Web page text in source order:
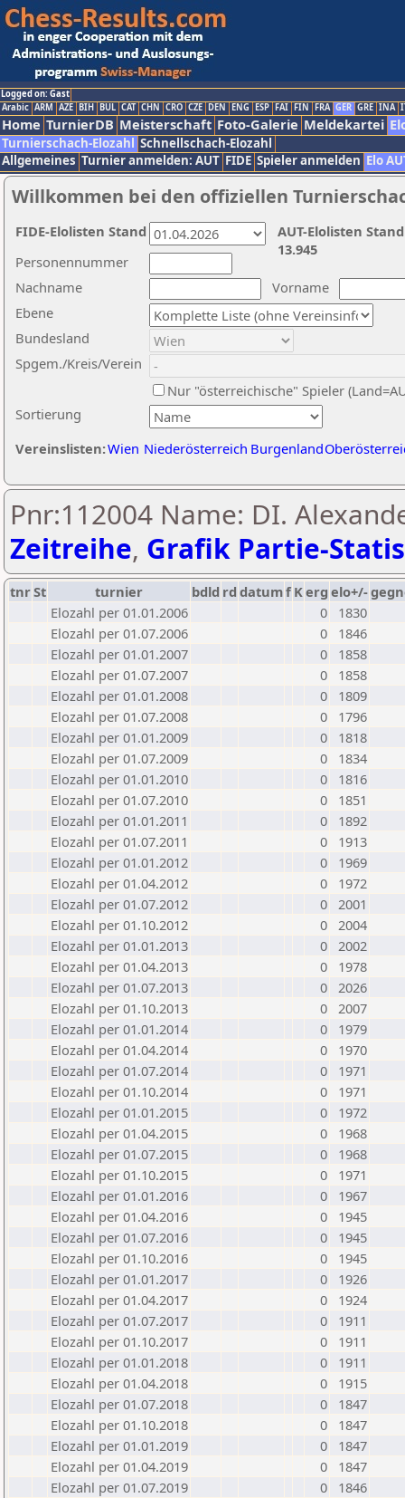
Logged on: Gast
Arabic ARM AZE BIH BUL CAT CHN CRO CZE DEN ENG ESP FAI FIN FRA GER GRE INA
Home TurnierDB Meisterschaft Foto-Galerie Meldekartei
Turnierschach-Elozahl Schnellschach-Elozahl
Allgemeines Turnier anmelden: AUT FIDE Spieler anmelden Elo
Willkommen bei den offiziellen
Nachname
Vorname
Ebene
Sortierung
Personennummer
Bundesland
Spgem./Kreis/Verein
Nur "österreichische" Spieler
Vereinslisten:Wien Niederösterreich Burgenland
AUT-Elolisten
13.945
FIDE-Elolisten Stand
Pnr:112004 Name: DI.
Zeitreihe, Grafik Partie-
tnrSt turnier bdld rd datumf Kerg elo+/-
Elozahl per 01.01.2006
0
1830
Elozahl per 01.07.2006
0
1846
Elozahl per 01.01.2007
0
1858
Elozahl per 01.07.2007
0
1858
Elozahl per 01.01.2008
0
1809
Elozahl per 01.07.2008
0
1796
Elozahl per 01.01.2009
0
1818
Elozahl per 01.07.2009
0
1834
Elozahl per 01.01.2010
0
1816
Elozahl per 01.07.2010
0
1851
Elozahl per 01.01.2011
0
1892
Elozahl per 01.07.2011
0
1913
Elozahl per 01.01.2012
0
1969
Elozahl per 01.04.2012
0
1972
Elozahl per 01.07.2012
0 2001
Elozahl per 01.10.2012
0 2004
Elozahl per 01.01.2013
0 2002
Elozahl per 01.04.2013
0
1978
Elozahl per 01.07.2013
0 2026
Elozahl per 01.10.2013
0 2007
Elozahl per 01.01.2014
0
1979
Elozahl per 01.04.2014
0
1970
Elozahl per 01.07.2014
0
1971
Elozahl per 01.10.2014
0
1971
Elozahl per 01.01.2015
0
1972
Elozahl per 01.04.2015
0
1968
Elozahl per 01.07.2015
0
1968
Elozahl per 01.10.2015
0
1971
Elozahl per 01.01.2016
0
1967
Elozahl per 01.04.2016
0
1945
Elozahl per 01.07.2016
0
1945
Elozahl per 01.10.2016
0
1945
Elozahl per 01.01.2017
0
1926
Elozahl per 01.04.2017
0
1924
Elozahl per 01.07.2017
0
1911
Elozahl per 01.10.2017
0
1911
Elozahl per 01.01.2018
0
1911
Elozahl per 01.04.2018
0
1915
Elozahl per 01.07.2018
0
1847
Elozahl per 01.10.2018
0
1847
Elozahl per 01.01.2019
0
1847
Elozahl per 01.04.2019
0
1847
Elozahl per 01.07.2019
0
1846